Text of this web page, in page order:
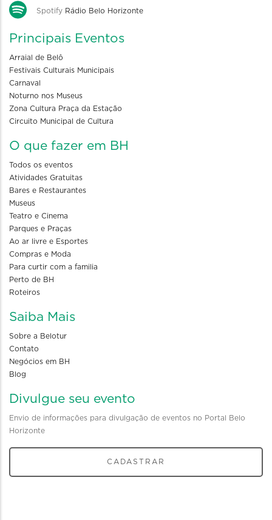
Spotify Rádio Belo Horizonte
Principais Eventos
Arraial de Belô
Festivais Culturais Municipais
Carnaval
Noturno nos Museus
Zona Cultura Praça da Estação
Circuito Municipal de Cultura
O que fazer em BH
Todos os eventos
Atividades Gratuitas
Bares e Restaurantes
Museus
Teatro e Cinema
Parques e Praças
Ao ar livre e Esportes
Compras e Moda
Para curtir com a familia
Perto de BH
Roteiros
Saiba Mais
Sobre a Belotur
Contato
Negócios em BH
Blog
Divulgue seu evento
Envio de informações para divulgação de eventos no Portal Belo
Horizonte
CADASTRAR